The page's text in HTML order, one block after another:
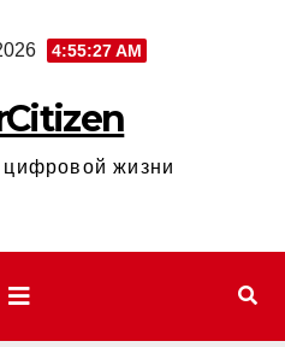
4:55:28 AM
жизни